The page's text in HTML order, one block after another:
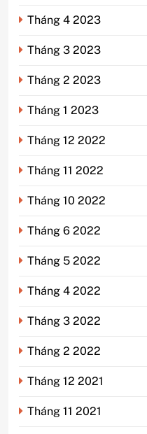
Tháng 4 2023
Tháng 3 2023
Tháng 2 2023
Tháng 1 2023
Tháng 12 2022
Tháng 11 2022
Tháng 10 2022
Tháng 6 2022
Tháng 5 2022
Tháng 4 2022
Tháng 3 2022
Tháng 2 2022
Tháng 12 2021
Tháng 11 2021